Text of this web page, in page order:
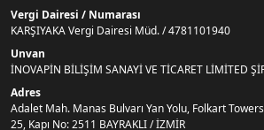
Vergi Dairesi / Numarası
KARŞIYAKA Vergi Dairesi Müd. / 4781101940
Unvan
İNOVAPİN BİLİŞİM SANAYİ VE TİCARET LİMİTED
Adres
Adalet Mah. Manas Bulvarı Yan Yolu, Folkart
25, Kapı No: 2511 BAYRAKLI / İZMİR